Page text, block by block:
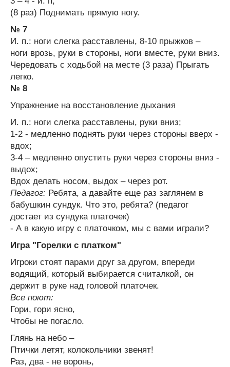
(8 раз) Поднимать прямую ногу.
№ 7
И. п.: ноги слегка расставлены, 8-10 прыжков –
ноги врозь, руки в стороны, ноги вместе, руки вниз.
Чередовать с ходьбой на месте (3 раза) Прыгать
легко.
№ 8
Упражнение на восстановление дыхания
И. п.: ноги слегка расставлены, руки вниз;
1-2 - медленно поднять руки через стороны вверх -
вдох;
3-4 – медленно опустить руки через стороны вниз -
выдох;
Вдох делать носом, выдох – через рот.
Педагог: Ребята, а давайте еще раз заглянем в
бабушкин сундук. Что это, ребята? (педагог
достает из сундука платочек)
- А в какую игру с платочком, мы с вами играли?
Игра "Горелки с платком"
Игроки стоят парами друг за другом, впереди
водящий, который выбирается считалкой, он
держит в руке над головой платочек.
Все поют:
Гори, гори ясно,
Чтобы не погасло.
Глянь на небо –
Птички летят, колокольчики звенят!
Раз, два - не воронь,